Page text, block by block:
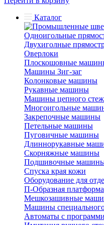
Каталог
Одноигольные
Двухиголные
Оверлоки
Плоскошовные
Машины Зиг-заг
Колонковые машины
Рукавные машины
Машины цепного
Многоигольные
Закрепочные машины
Петельные машины
Пуговичные машины
Длиннорукавные
Скорняжные машины
Подшивочные
Спуска края кожи
Оборудование для
П-Образная платформа
Мешкозашивные
Машины специального
Автоматы с